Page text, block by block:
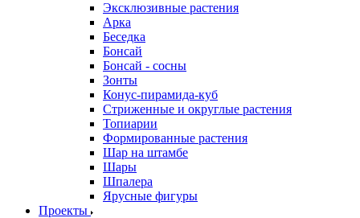
Эксклюзивные растения
Арка
Беседка
Бонсай
Бонсай - сосны
Зонты
Конус-пирамида-куб
Стриженные и округлые растения
Топиарии
Формированные растения
Шар на штамбе
Шары
Шпалера
Ярусные фигуры
Проекты